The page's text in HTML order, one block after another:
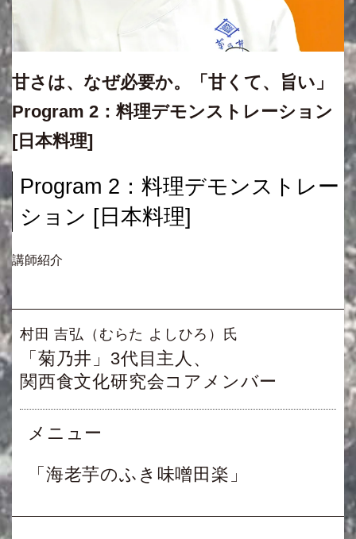
甘さは、なぜ必要か。「甘くて、旨い」
Program 2：料理デモンストレーション
[日本料理]
Program 2：料理デモンストレー
ション [日本料理]
講師紹介
村田 吉弘（むらた よしひろ）氏
「菊乃井」3代目主人、
関西食文化研究会コアメンバー
メニュー
「海老芋のふき味噌田楽」